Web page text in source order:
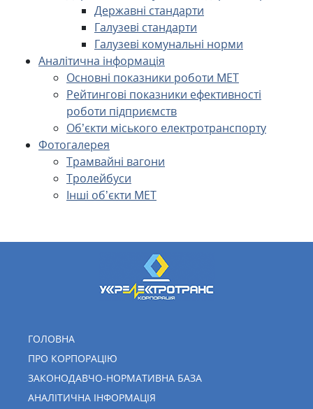
Державні стандарти
Галузеві стандарти
Галузеві комунальні норми
Аналітична інформація
Основні показники роботи МЕТ
Рейтингові показники ефективності
роботи підприємств
Об’єкти міського електротранспорту
Фотогалерея
Трамвайні вагони
Тролейбуси
Інші об’єкти МЕТ
ГОЛОВНА
ПРО КОРПОРАЦІЮ
ЗАКОНОДАВЧО-НОРМАТИВНА БАЗА
АНАЛІТИЧНА ІНФОРМАЦІЯ